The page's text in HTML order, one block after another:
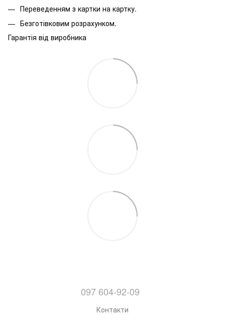
Переведенням з картки на картку.
Безготівковим розрахунком.
Гарантія від виробника
097 604-92-09
Контакти